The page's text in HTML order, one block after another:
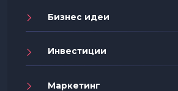
Бизнес идеи
Инвестиции
Маркетинг